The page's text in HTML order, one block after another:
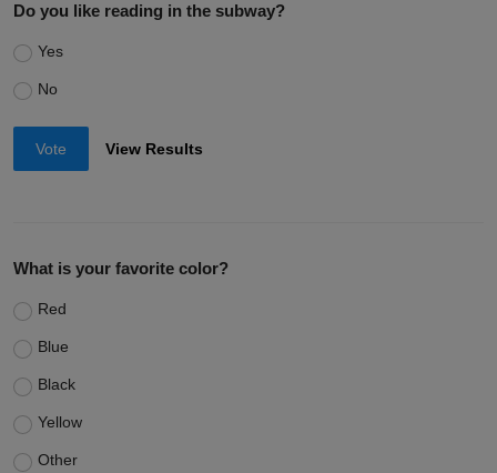
Do you like reading in the subway?
Yes
No
Vote View Results
What is your favorite color?
Red
Blue
Black
Yellow
Other